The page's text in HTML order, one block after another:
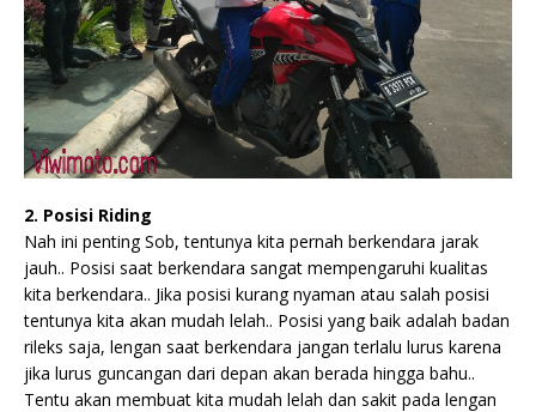
2. Posisi Riding
Nah ini penting Sob, tentunya kita pernah berkendara jarak
jauh.. Posisi saat berkendara sangat mempengaruhi kualitas
kita berkendara.. Jika posisi kurang nyaman atau salah posisi
tentunya kita akan mudah lelah.. Posisi yang baik adalah badan
rileks saja, lengan saat berkendara jangan terlalu lurus karena
jika lurus guncangan dari depan akan berada hingga bahu..
Tentu akan membuat kita mudah lelah dan sakit pada lengan